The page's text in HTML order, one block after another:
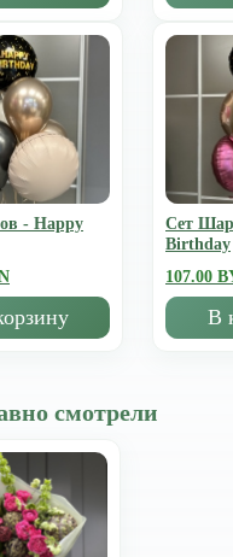
- Happy
Сет
Birthday
107.00
В
смотрели